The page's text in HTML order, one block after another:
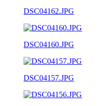
DSC04162.JPG
DSC04160.JPG
DSC04157.JPG